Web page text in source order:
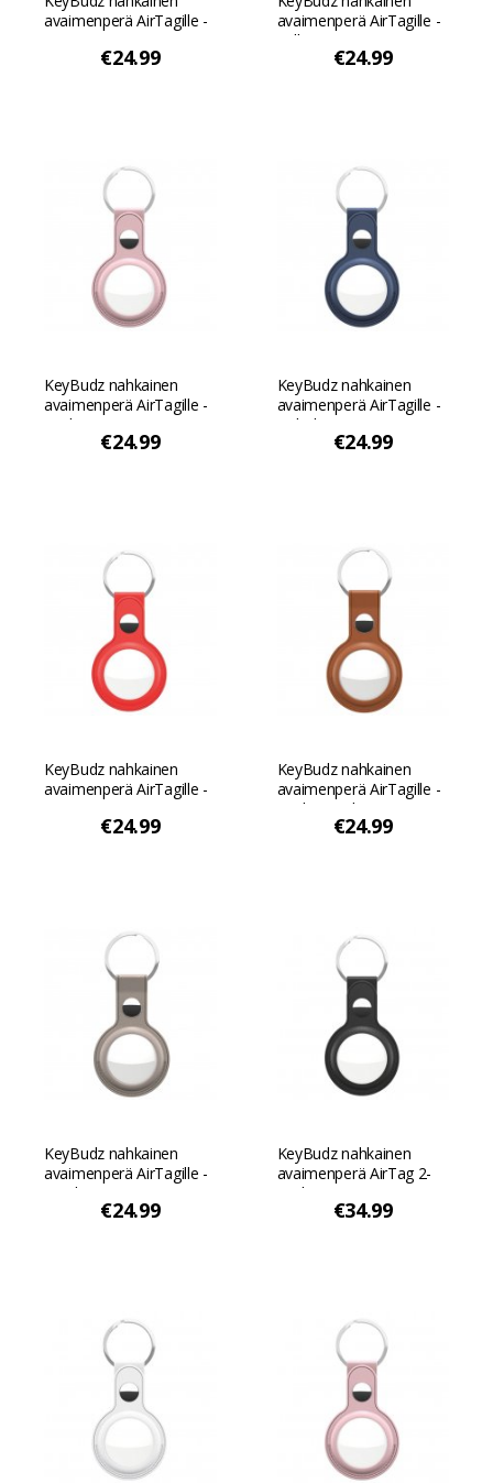
avaimenperä AirTagille -
€24.99
avaimenperä AirTagille -
Valkoinen
€24.99
KeyBudz nahkainen
avaimenperä AirTagille -
Vaaleanpunainen
€24.99
KeyBudz nahkainen
avaimenperä AirTagille -
Koboltin sininen
€24.99
KeyBudz nahkainen
avaimenperä AirTagille -
€24.99
KeyBudz nahkainen
avaimenperä AirTagille -
Vaaleanruskea
€24.99
KeyBudz nahkainen
avaimenperä AirTagille -
Sand Beige
€24.99
KeyBudz nahkainen
avaimenperä AirTag 2-
packiin - Musta
€34.99